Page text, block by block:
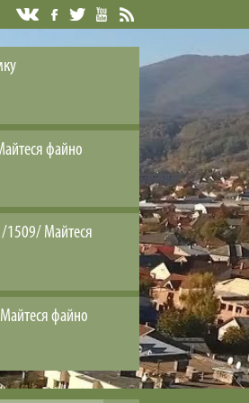
файно
Майтеся
файно